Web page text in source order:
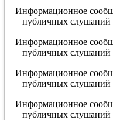
Информационное
публичных слушаний
Информационное
публичных слушаний
Информационное
публичных слушаний
Информационное
публичных слушаний